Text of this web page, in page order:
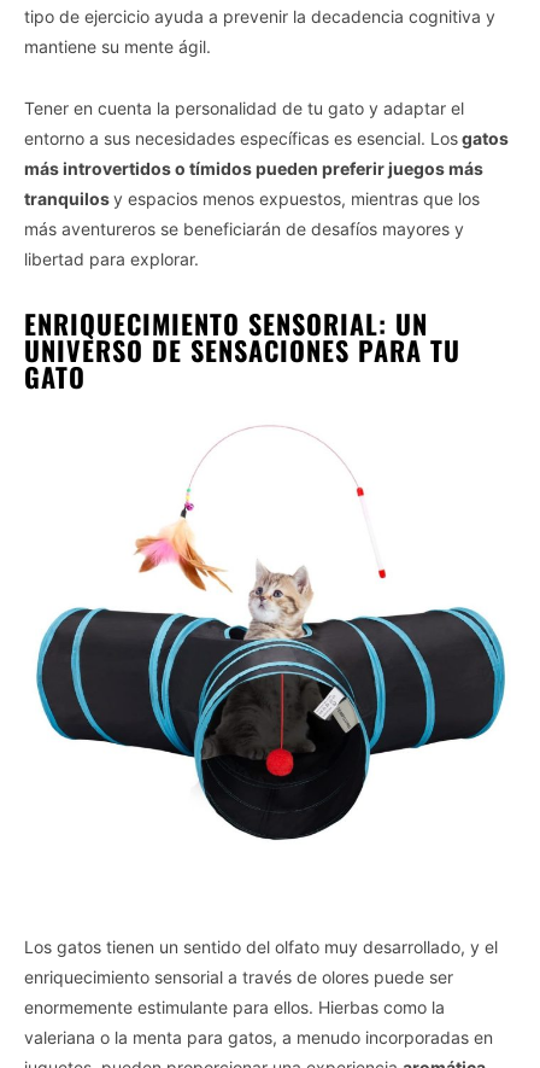
If you wish to opt-out of the sale, sharing to third parties, or
processing of your personal or sensitive information for
targeted advertising by us, please use the below opt-out
section to confirm your selection. Please note that after your
opt-out request is processed you may continue seeing
interest-based ads based on personal information utilized by
your opt-out. You may separately opt-out of the further
disclosure of your personal information by third parties on the
IAB’s list of downstream participants. This information may
also be disclosed by us to third parties on the
Personal Data Processing Opt Outs
I want to opt-out of the Sharing of my
personal data.
Opted In
I want to opt-out of the Sale of my
Personal Data.
Opted In
I want to opt-out of processing my
Personal Data for Targeted Advertising.
Opted In
I want to opt-out of Collection, Use,
Retention, Sale, and/or Sharing of my
Personal Data that Is Unrelated with the
Purposes for which it was collected.
tipo de ejercicio ayuda a prevenir la decadencia cognitiva y
mantiene su mente ágil.
Tener en cuenta la personalidad de tu gato y adaptar el
entorno a sus necesidades específicas es esencial. Losgatos
más introvertidos o tímidos pueden preferir juegos más
tranquilosy espacios menos expuestos, mientras que los
más aventureros se beneficiarán de desafíos mayores y
libertad para explorar.
ENRIQUECIMIENTO SENSORIAL: UN
UNIVERSO DE SENSACIONES PARA TU
GATO
Los gatos tienen un sentido del olfato muy desarrollado, y el
enriquecimiento sensorial a través de olores puede ser
enormemente estimulante para ellos. Hierbas como la
valeriana o la menta para gatos, a menudo incorporadas en